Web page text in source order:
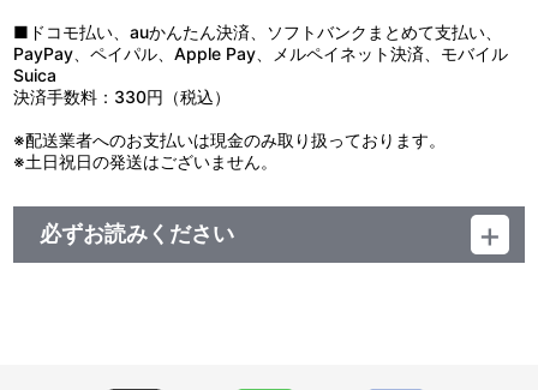
■ドコモ払い、auかんたん決済、ソフトバンクまとめて支払い、
PayPay、ペイパル、Apple Pay、メルペイネット決済、モバイル
Suica
決済手数料：330円（税込）
※配送業者へのお支払いは現金のみ取り扱っております。
※土日祝日の発送はございません。
必ずお読みください